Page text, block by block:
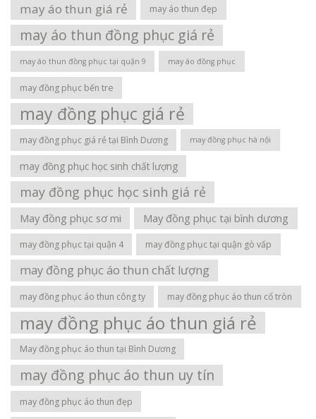
may áo thun giá rẻ may áo thun đẹp
may áo thun đồng phục giá rẻ
may áo thun đồng phục tại quận 9 may áo đồng phục
may đồng phục bến tre
may đồng phục giá rẻ
may đồng phục giá rẻ tại Bình Dương may đồng phục hà nội
may đồng phục học sinh chất lượng
may đồng phục học sinh giá rẻ
May đồng phục sơ mi May đồng phục tại bình dương
may đồng phục tại quận 4 may đồng phục tại quận gò vấp
may đồng phục áo thun chất lượng
may đồng phục áo thun công ty may đồng phục áo thun cổ tròn
may đồng phục áo thun giá rẻ
May đồng phục áo thun tại Bình Dương
may đồng phục áo thun uy tín
may đồng phục áo thun đẹp